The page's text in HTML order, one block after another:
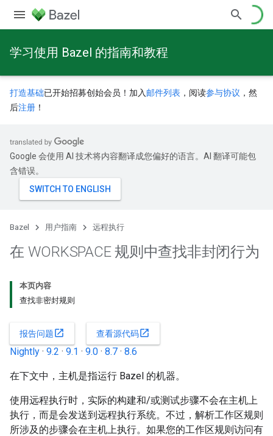
学习使用 Bazel 的指南和教程
打造基础已开始招募创始会员！加入 邮件列表 ，阅读参与协议 ，然
后注册 ！
Google 会使用 AI 技术将内容翻译成您偏好的语言。AI 翻译可能包
含错误。
Bazel 用户指南 远程执行
在 WORKSPACE 规则中查找非封闭行为
本页内容
查找非密封规则
报告问题open_in_new 查看源代码open_in_new
Nightly · 9.2 · 9.1 · 9.0 · 8.7 · 8.6
在下文中，主机是指运行 Bazel 的机器。
使用远程执行时，实际的构建和/或测试步骤不会在主机上
执行，而是会发送到远程执行系统。不过，解析工作区规则
所涉及的步骤会在主机上执行。如果您的工作区规则访问有